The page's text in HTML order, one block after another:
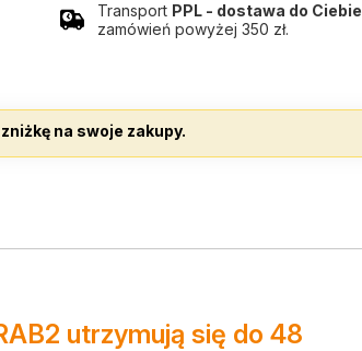
Transport PPL - dostawa do Ciebie
zamówień powyżej 350 zł.
na swoje zakupy.
utrzymują się do 48